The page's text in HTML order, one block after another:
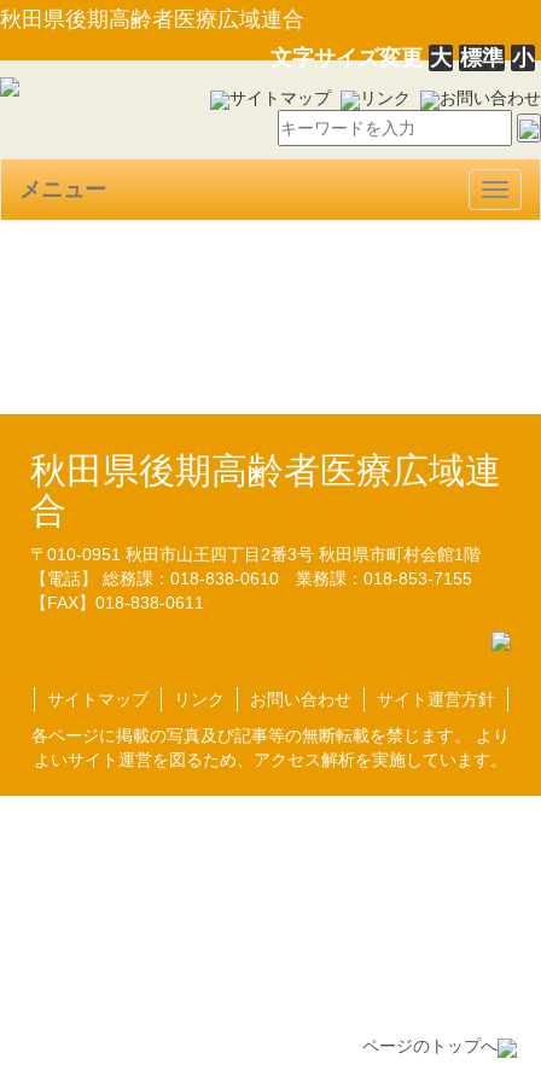
秋田県後期高齢者医療広域連合
文字サイズ変更大 標準 小
サイトマップ リンク お問い合わせ
メニュー
ページのトップへ
秋田県後期高齢者医療広域連
合
〒010-0951 秋田市山王四丁目2番3号 秋田県市町村会館1階
【電話】 総務課：018-838-0610 業務課：018-853-7155
【FAX】018-838-0611
サイトマップ リンク お問い合わせ
サイト運営方針
各ページに掲載の写真及び記事等の無断転載を禁じます。 より
よいサイト運営を図るため、アクセス解析を実施しています。